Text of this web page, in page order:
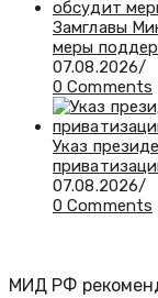
Замглавы
меры
07.08.2026/
0 Comments
Указ
07.08.2026/
0 Comments
МИД РФ